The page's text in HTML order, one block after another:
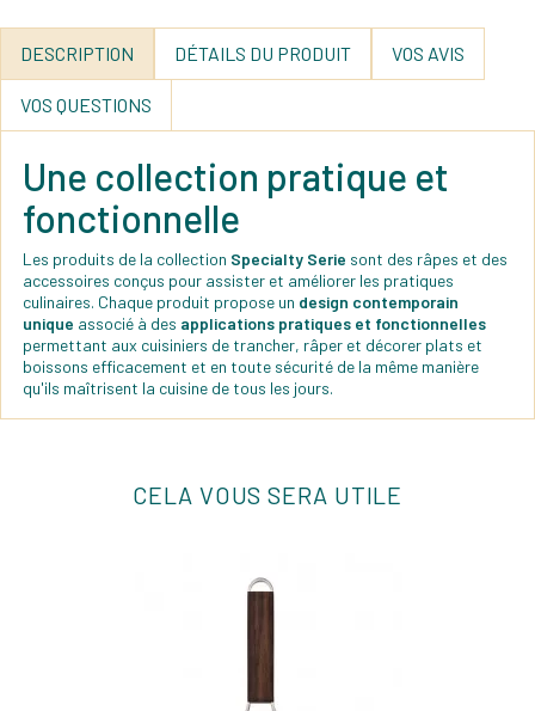
DESCRIPTION DÉTAILS DU PRODUIT VOS AVIS
VOS QUESTIONS
Une collection pratique et
fonctionnelle
Les produits de la collection Specialty Serie sont des râpes et des
accessoires conçus pour assister et améliorer les pratiques
culinaires. Chaque produit propose un design contemporain
unique associé à des applications pratiques et fonctionnelles
permettant aux cuisiniers de trancher, râper et décorer plats et
boissons efficacement et en toute sécurité de la même manière
qu'ils maîtrisent la cuisine de tous les jours.
CELA VOUS SERA UTILE